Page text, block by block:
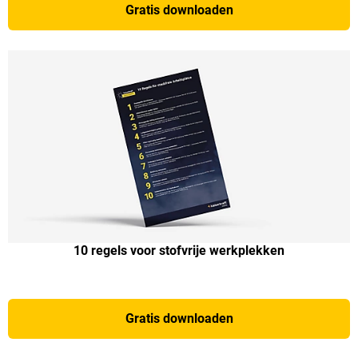
Gratis downloaden
10 regels voor stofvrije werkplekken
Gratis downloaden